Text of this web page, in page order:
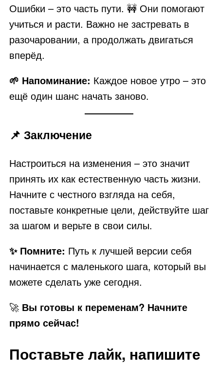
Ошибки – это часть пути. 🚧 Они помогают
учиться и расти. Важно не застревать в
разочаровании, а продолжать двигаться
вперёд.
🌱 Напоминание: Каждое новое утро – это
ещё один шанс начать заново.
📌 Заключение
Настроиться на изменения – это значит
принять их как естественную часть жизни.
Начните с честного взгляда на себя,
поставьте конкретные цели, действуйте шаг
за шагом и верьте в свои силы.
✨ Помните: Путь к лучшей версии себя
начинается с маленького шага, который вы
можете сделать уже сегодня.
🚀 Вы готовы к переменам? Начните
прямо сейчас!
Поставьте лайк, напишите